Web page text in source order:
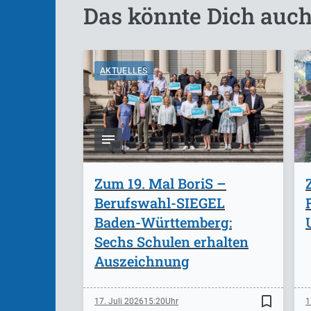
Das könnte Dich
AKTUELLES
Zum 19. Mal BoriS –
Berufswahl-SIEGEL
Baden-Württemberg:
Sechs Schulen erhalten
Auszeichnung
17. Juli 202615:20 bookmark_border